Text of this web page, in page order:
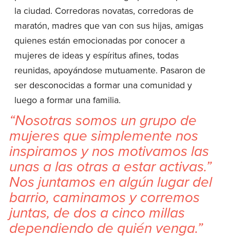
la ciudad. Corredoras novatas, corredoras de
maratón, madres que van con sus hijas, amigas
quienes están emocionadas por conocer a
mujeres de ideas y espíritus afines, todas
reunidas, apoyándose mutuamente. Pasaron de
ser desconocidas a formar una comunidad y
luego a formar una familia.
“Nosotras somos un grupo de
mujeres que simplemente nos
inspiramos y nos motivamos las
unas a las otras a estar activas.”
Nos juntamos en algún lugar del
barrio, caminamos y corremos
juntas, de dos a cinco millas
dependiendo de quién venga.”